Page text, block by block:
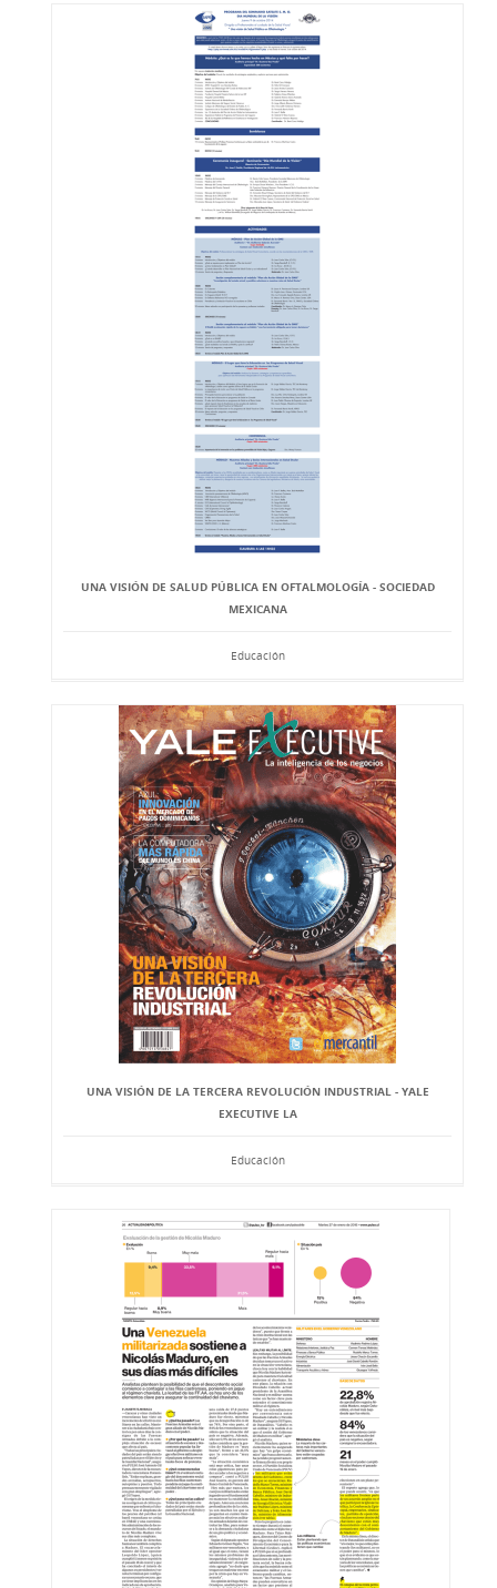
UNA VISIÓN DE SALUD PÚBLICA EN OFTALMOLOGÍA - SOCIEDAD
MEXICANA
Educación
UNA VISIÓN DE LA TERCERA REVOLUCIÓN INDUSTRIAL - YALE
EXECUTIVE LA
Educación